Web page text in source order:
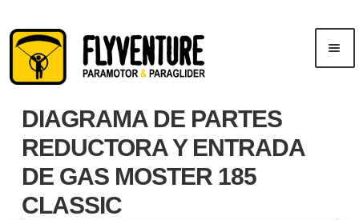
Saltar
navegación
Ir
contenido
Men
ú
Inicio
Cursos
DIAGRAMA DE PARTES
REDUCTORA Y ENTRADA
DE GAS MOSTER 185
CLASSIC